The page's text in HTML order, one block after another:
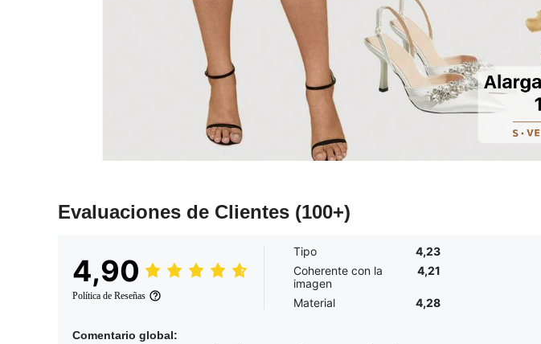
Evaluaciones de Clientes (100+)
4,90
Política de Reseñas
Tipo
4,23
Coherente con la
imagen
4,21
Material 4,28
Comentario global: